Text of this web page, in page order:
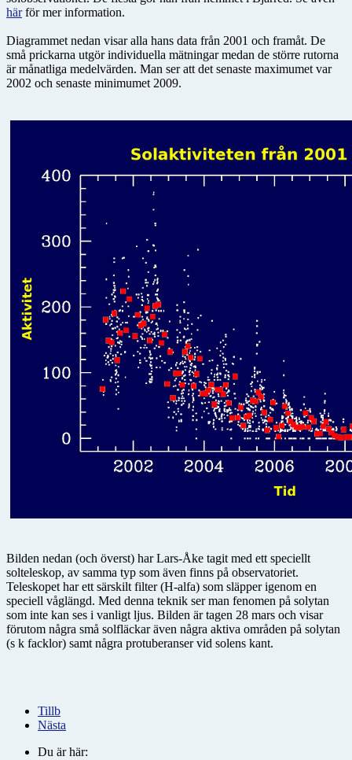
härför mer information.
Diagrammet nedan visar alla hans data från 2001 och framåt. De
små prickarna utgör individuella mätningar medan de större rutorna
är månatliga medelvärden. Man ser att det senaste maximumet var
2002 och senaste minimumet 2009.
Bilden nedan (och överst) har Lars-Åke tagit med ett speciellt
solteleskop, av samma typ som även finns på observatoriet.
Teleskopet har ett särskilt filter (H-alfa) som släpper igenom en
speciell våglängd. Med denna teknik ser man fenomen på solytan
som inte kan ses i vanligt ljus. Bilden är tagen 28 mars och visar
förutom några små solfläckar även några aktiva områden på solytan
(s k facklor) samt några protuberanser vid solens kant.
Tillb
Nästa
Du är här: